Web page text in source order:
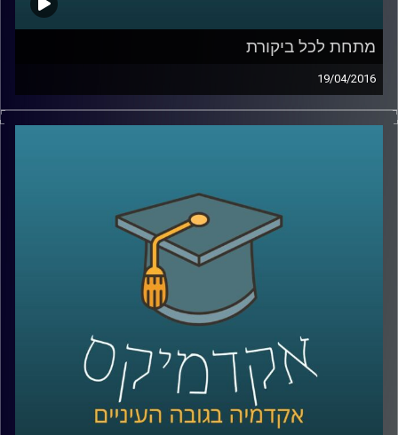
מתחת לכל ביקורת
19/04/2016
אוהבים ביקורת? ביקורתיים כלפי עצמכם או
פרופסור תמר שגיא חוקרת יחסים בין קבוצות,
והפעם מתמקדת בשאלת השפעתה של ביקורת
על הקבוצה המבקרת, על הקבוצה המבוקרת
ועל קבוצות חיצוניות לסכסוך .
AudioVersity